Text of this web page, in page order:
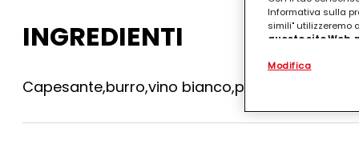
INGREDIENTI
Capesante,burro,vino bianco,pomodori,erba
Informativa sulla
simili" utilizzeremo
questo sito
.
(rispettivamente
terzi, conservare
identificati) su
Modifica